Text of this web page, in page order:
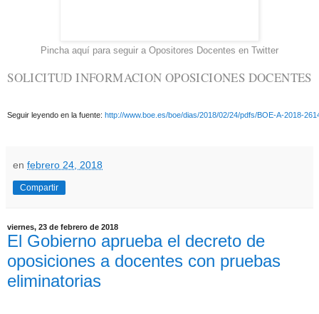
Pincha aquí para seguir a Opositores Docentes en Twitter
SOLICITUD INFORMACION OPOSICIONES DOCENTES
Seguir leyendo en la fuente: http://www.boe.es/boe/dias/2018/02/24/pdfs/BOE-A-2018-
en febrero 24, 2018
Compartir
viernes, 23 de febrero de 2018
El Gobierno aprueba el decreto de
oposiciones a docentes con pruebas
eliminatorias